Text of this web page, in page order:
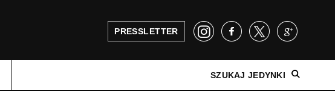
PRESSLETTER
SZUKAJ JEDYNKI